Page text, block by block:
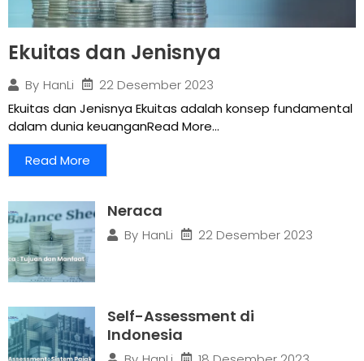
Ekuitas dan Jenisnya
By HanLi
22 Desember 2023
Ekuitas dan Jenisnya Ekuitas adalah konsep fundamental
dalam dunia keuanganRead More...
Read More
Neraca
By HanLi 22 Desember 2023
Self-Assessment di
Indonesia